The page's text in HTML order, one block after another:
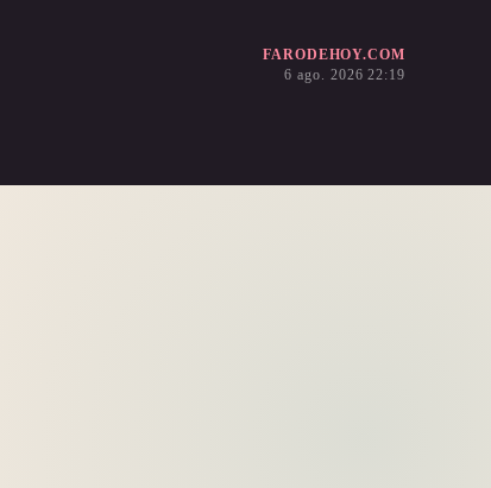
FARODEHOY.COM
6 ago. 2026 22:19